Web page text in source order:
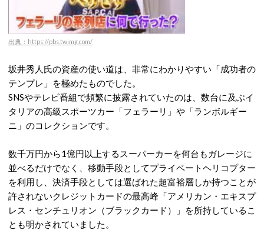
出典：https://pbs.twimg.com/
坂井秀人氏の資産の使い道は、非常にわかりやすい「成功者の
テンプレ」を極めたものでした。
SNSやテレビ番組で頻繁に披露されていたのは、数台に及ぶイ
タリアの高級スポーツカー「フェラーリ」や「ランボルギー
ニ」のコレクションです。
数千万円から1億円以上するスーパーカーを何台もガレージに
並べるだけでなく、移動手段としてプライベートヘリコプター
を利用し、決済手段としては選ばれた超富裕層しか持つことが
許されないクレジットカードの最高峰「アメリカン・エキスプ
レス・センチュリオン（ブラックカード）」を所持しているこ
とも明かされていました 。